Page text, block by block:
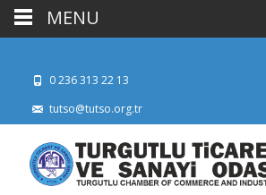
0 236 313 22 13
tutso@tutso.org.tr
MENU